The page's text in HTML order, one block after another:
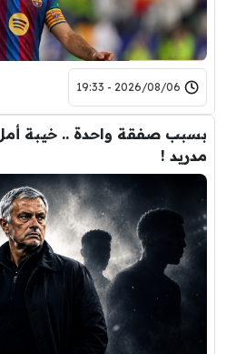
2026/08/06 - 19:33
بسبب صفقة واحدة .. خيبة
مدريد !